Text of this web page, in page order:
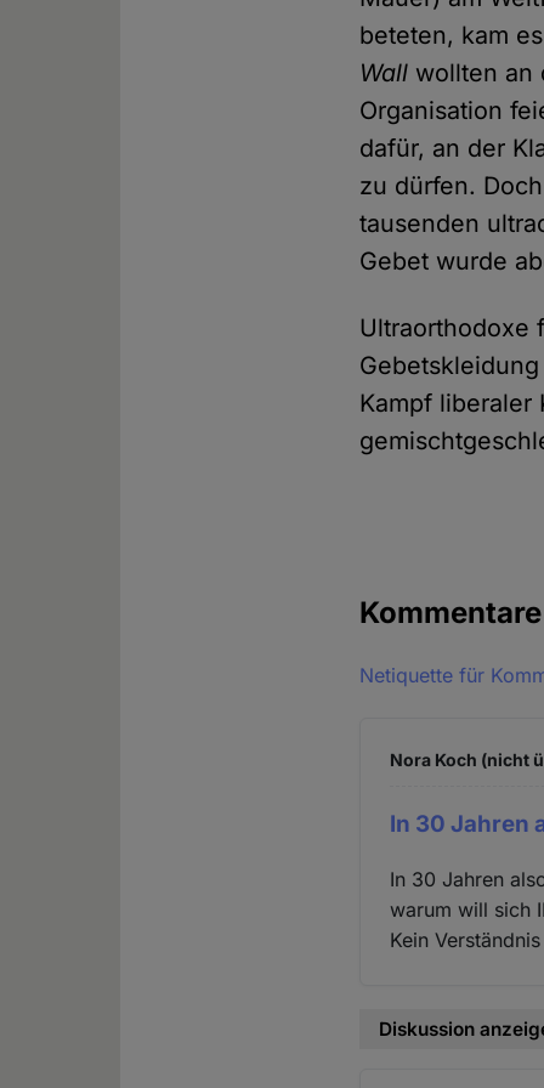
beteten, kam
Wall wollten an
Organisation
dafür, an der
zu dürfen.
tausenden
Gebet wurde
Ultraorthodoxe
Kampf liberaler
Kommentare
Netiquette für
Nora Koch (nicht
In 30 Jahren
In 30 Jahren
warum will sich
Kein
Diskussion